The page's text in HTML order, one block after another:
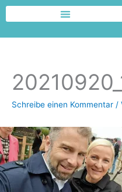
Zum
Inhalt
springen
Schreibe einen Kommentar /